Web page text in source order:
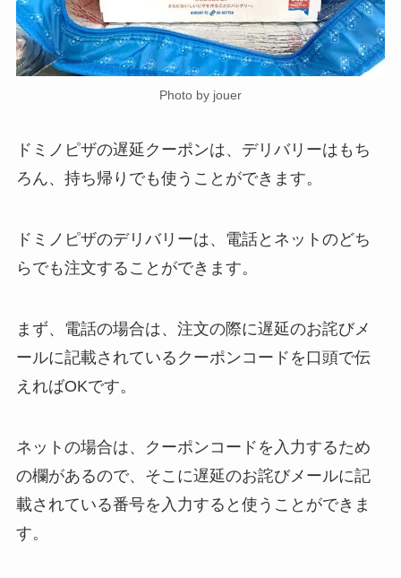
Photo by jouer
ドミノピザの遅延クーポンは、デリバリーはもち
ろん、持ち帰りでも使うことができます。
ドミノピザのデリバリーは、電話とネットのどち
らでも注文することができます。
まず、電話の場合は、注文の際に遅延のお詫びメ
ールに記載されているクーポンコードを口頭で伝
えればOKです。
ネットの場合は、クーポンコードを入力するため
の欄があるので、そこに遅延のお詫びメールに記
載されている番号を入力すると使うことができま
す。